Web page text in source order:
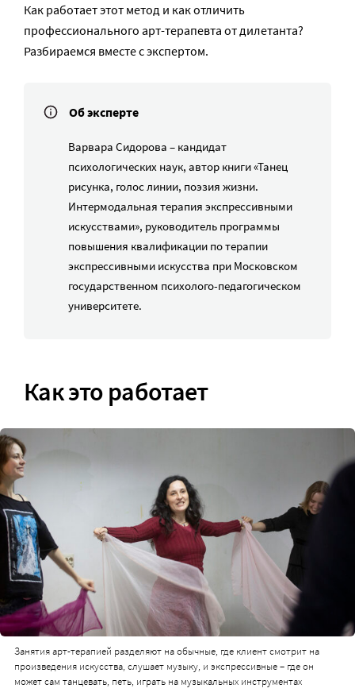
Как работает этот метод и как отличить
профессионального арт-терапевта от дилетанта?
Разбираемся вместе с экспертом.
Об эксперте
Варвара Сидорова – кандидат
психологических наук, автор книги «Танец
рисунка, голос линии, поэзия жизни.
Интермодальная терапия экспрессивными
искусствами», руководитель программы
повышения квалификации по терапии
экспрессивными искусства при Московском
государственном психолого-педагогическом
университете.
Как это работает
Занятия арт-терапией разделяют на обычные, где клиент смотрит на
произведения искусства, слушает музыку, и экспрессивные – где он
может сам танцевать, петь, играть на музыкальных инструментах